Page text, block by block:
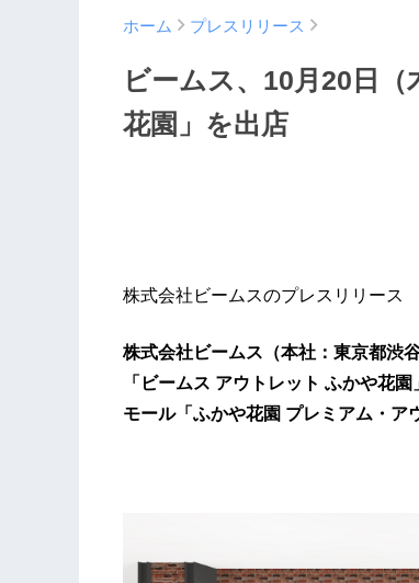
ホーム プレスリリース
ビームス、10月20日
花園」を出店
株式会社ビームスのプレスリリース
株式会社ビームス（本社：東京都渋
「ビームス アウトレット ふかや花
モール「ふかや花園 プレミアム・ア